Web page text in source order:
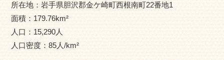
山脈側では、広大な牧草地を活用した酪農が営まれてお
り、肉質Ａ５ランクの「いわて奥州牛」の生産や、生乳を
使ったジェラート、チーズの生産・販売等、６次産業化の
取組みも行われています。また、アスパラガス、ピーマ
所在地：岩手県胆沢郡金ケ崎町西根南町22番地1
面積： 179.76km²
人口： 15,290人
人口密度：85人/km²